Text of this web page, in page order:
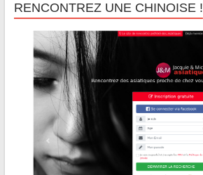
RENCONTREZ UNE CHINOISE !